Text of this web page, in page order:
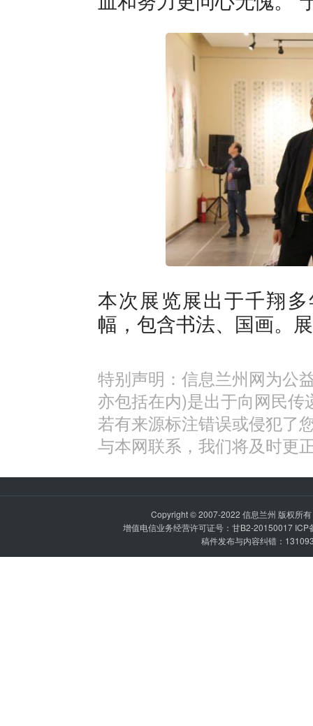
本次展览展出于千翔
幅，包含书法、国画。
特别声明：信息兰州网为公
亦包括在内)是出于向网民
若有来源标注错误或侵犯了
与本网联系，我们将及时更
Copyright © 2007-2022 信息兰州 版权所
增值电信业务经营许可证号：甘B2-20150017 ICP
稿件发布与内容纠错：